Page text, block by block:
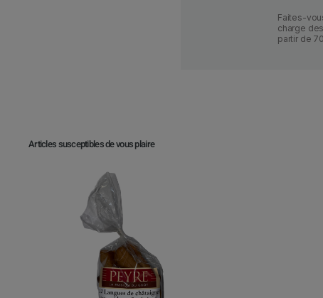
Faites-
charge
partir de
Articles susceptibles de vous plaire